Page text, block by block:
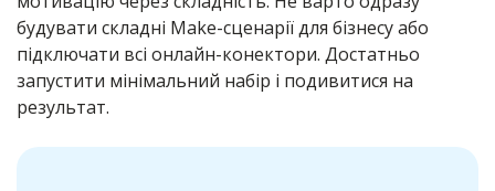
будувати складні Make-сценарії для бізнесу або
підключати всі онлайн-конектори. Достатньо
запустити мінімальний набір і подивитися на
результат.